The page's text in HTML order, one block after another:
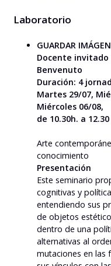
Laboratorio
GUARDAR
Docente invitado
Benvenuto
Duración: 4
Martes 29/07,
Miércoles 06/08,
de 10.30h. a 12.30
Arte
conocimiento
Presentación
Este seminario
cognitivas y
entendiendo sus
de objetos
dentro de una
alternativas al
mutaciones en las